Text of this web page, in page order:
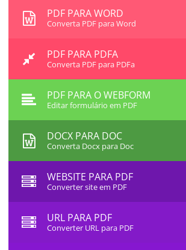
PDF PARA WORD
Converta PDF para Word
PDF PARA PDFA
Converta PDF para PDFa
PDF PARA O WEBFORM
Editar formulário em PDF
DOCX PARA DOC
Converta Docx para Doc
WEBSITE PARA PDF
Converter site em PDF
URL PARA PDF
Converter URL para PDF